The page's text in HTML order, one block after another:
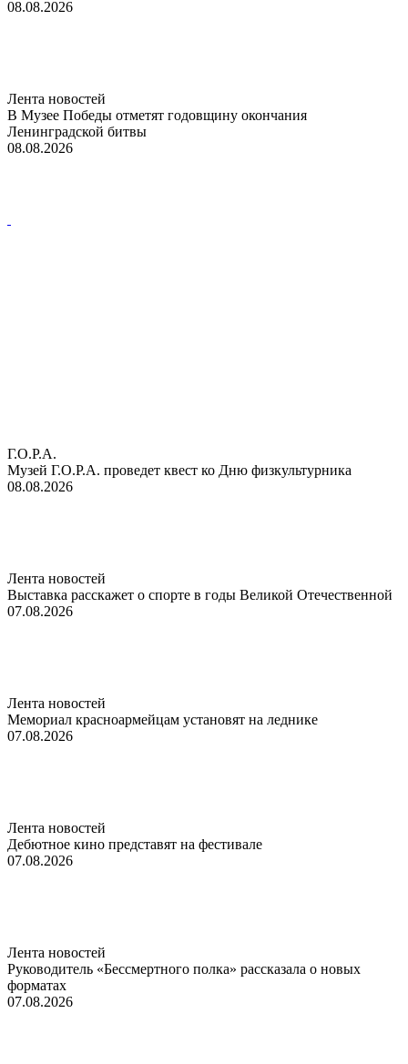
08.08.2026
Лента новостей
В Музее Победы отметят годовщину окончания
Ленинградской битвы
08.08.2026
Г.О.Р.А.
Музей Г.О.Р.А. проведет квест ко Дню физкультурника
08.08.2026
Лента новостей
Выставка расскажет о спорте в годы Великой Отечественной
07.08.2026
Лента новостей
Мемориал красноармейцам установят на леднике
07.08.2026
Лента новостей
Дебютное кино представят на фестивале
07.08.2026
Лента новостей
Руководитель «Бессмертного полка» рассказала о новых
форматах
07.08.2026